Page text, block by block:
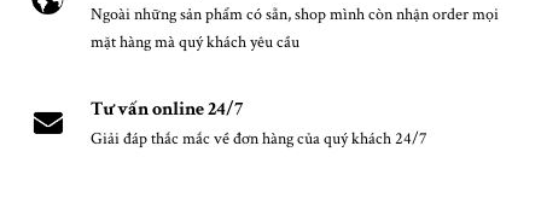
Ngoài những sản phẩm có sẵn, shop mình còn nhận order mọi
mặt hàng mà quý khách yêu cầu
Tư vấn online 24/7
Giải đáp thắc mắc về đơn hàng của quý khách 24/7